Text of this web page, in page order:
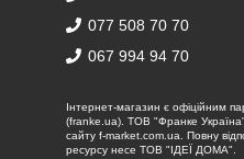
077 508 70 70
067 994 94 70
Iнтернет-магазин є офіційним
(franke.ua). ТОВ "Франке Україна"
сайту f-market.com.ua. Повну
ресурсу несе ТОВ "ІДЕЇ ДОМА".